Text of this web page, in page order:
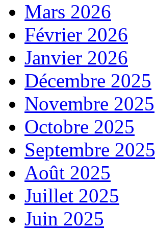
Mars 2026
Février 2026
Janvier 2026
Décembre 2025
Novembre 2025
Octobre 2025
Septembre 2025
Août 2025
Juillet 2025
Juin 2025